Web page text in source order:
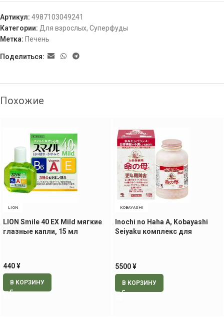
Артикул: 4987103049241
Категории: Для взрослых, Суперфуды
Метка: Печень
Поделиться:
Похожие
LION
LION Smile 40 EX Mild мягкие
глазные капли, 15 мл
440¥
В КОРЗИНУ
KOBAYASHI
Inochi no Haha A, Kobayashi
Seiyaku комплекс для
5500¥
В КОРЗИНУ